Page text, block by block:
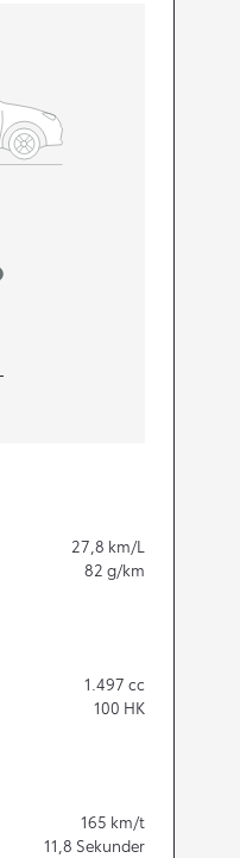
27,8 km/L
82 g/km
1.497 cc
100 HK
165 km/t
11,8 Sekunder